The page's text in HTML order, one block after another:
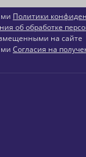
Политики
об обработке
на сайте
Согласия на